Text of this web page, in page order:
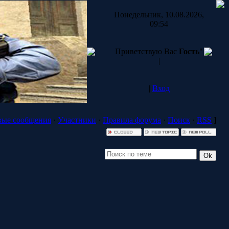
Понедельник, 10.08.2026,
09:54
Приветствую Вас Гость"
|
| Вход
сообщения · Участники · Правила форума · Поиск · RSS ]